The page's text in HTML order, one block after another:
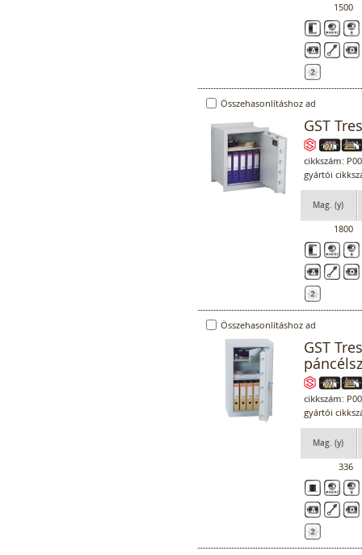
1500
Összehasonlításhoz ad
GST
cikkszám:
gyártói
Mag. (y)
1800
Összehasonlításhoz ad
GST
cikkszám:
gyártói
Mag. (y)
336